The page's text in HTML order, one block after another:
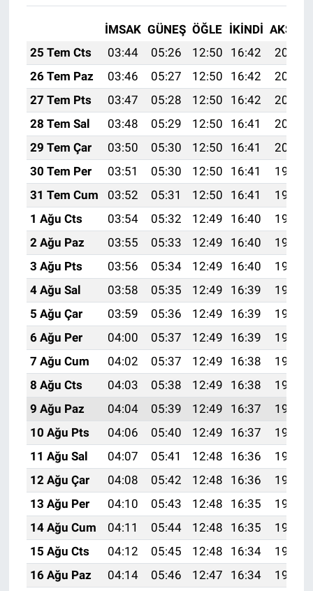
İMSAK GÜNEŞ ÖĞLE İKINDI AKŞAM
25 Tem Cts
03:44 05:26 12:50 16:42
20:03
26 Tem Paz
03:46 05:27 12:50 16:42
20:02
27 Tem Pts
03:47 05:28 12:50 16:42
20:01
28 Tem Sal
03:48 05:29 12:50 16:41
20:01
29 Tem Çar
03:50 05:30 12:50 16:41
20:00
30 Tem Per
03:51 05:30 12:50 16:41
19:59
31 Tem Cum
03:52 05:31 12:50 16:41
19:58
1 Ağu Cts
03:54 05:32 12:49 16:40
19:57
2 Ağu Paz
03:55 05:33 12:49 16:40
19:56
3 Ağu Pts
03:56 05:34 12:49 16:40
19:55
4 Ağu Sal
03:58 05:35 12:49 16:39
19:54
5 Ağu Çar
03:59 05:36 12:49 16:39
19:53
6 Ağu Per
04:00 05:37 12:49 16:39
19:52
7 Ağu Cum
04:02 05:37 12:49 16:38
19:50
8 Ağu Cts
04:03 05:38 12:49 16:38
19:49
9 Ağu Paz
04:04 05:39 12:49 16:37
19:48
10 Ağu Pts
04:06 05:40 12:49 16:37
19:47
11 Ağu Sal
04:07 05:41 12:48 16:36
19:46
12 Ağu Çar
04:08 05:42 12:48 16:36
19:44
13 Ağu Per
04:10 05:43 12:48 16:35
19:43
14 Ağu Cum
04:11 05:44 12:48 16:35
19:42
15 Ağu Cts
04:12 05:45 12:48 16:34
19:41
16 Ağu Paz
04:14 05:46 12:47 16:34
19:39